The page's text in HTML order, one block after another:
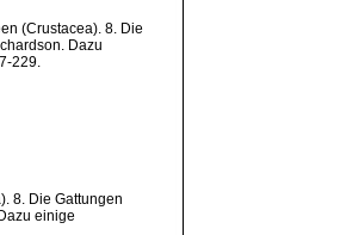
(Crustacea). 8. Die
Dazu
229.
8. Die Gattungen
einige